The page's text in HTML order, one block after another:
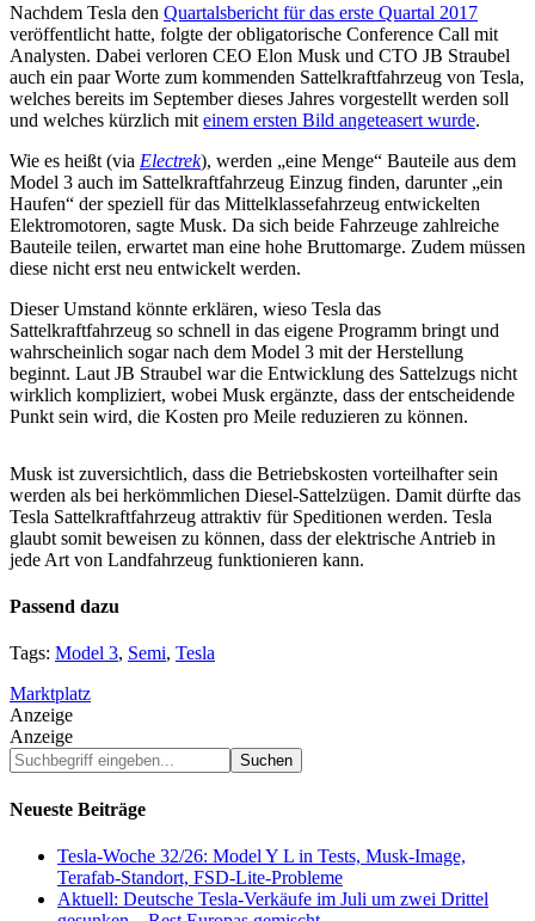
Nachdem Tesla den Quartalsbericht für das erste Quartal 2017
veröffentlicht hatte, folgte der obligatorische Conference Call mit
Analysten. Dabei verloren CEO Elon Musk und CTO JB Straubel
auch ein paar Worte zum kommenden Sattelkraftfahrzeug von Tesla,
welches bereits im September dieses Jahres vorgestellt werden soll
und welches kürzlich mit einem ersten Bild angeteasert wurde.
Wie es heißt (via Electrek), werden „eine Menge“ Bauteile aus dem
Model 3 auch im Sattelkraftfahrzeug Einzug finden, darunter „ein
Haufen“ der speziell für das Mittelklassefahrzeug entwickelten
Elektromotoren, sagte Musk. Da sich beide Fahrzeuge zahlreiche
Bauteile teilen, erwartet man eine hohe Bruttomarge. Zudem müssen
diese nicht erst neu entwickelt werden.
Dieser Umstand könnte erklären, wieso Tesla das
Sattelkraftfahrzeug so schnell in das eigene Programm bringt und
wahrscheinlich sogar nach dem Model 3 mit der Herstellung
beginnt. Laut JB Straubel war die Entwicklung des Sattelzugs nicht
wirklich kompliziert, wobei Musk ergänzte, dass der entscheidende
Punkt sein wird, die Kosten pro Meile reduzieren zu können.
Musk ist zuversichtlich, dass die Betriebskosten vorteilhafter sein
werden als bei herkömmlichen Diesel-Sattelzügen. Damit dürfte das
Tesla Sattelkraftfahrzeug attraktiv für Speditionen werden. Tesla
glaubt somit beweisen zu können, dass der elektrische Antrieb in
jede Art von Landfahrzeug funktionieren kann.
Passend dazu
Tags: Model 3, Semi, Tesla
Marktplatz
Anzeige
Anzeige
Suchbegriff
eingeben...
Neueste Beiträge
Tesla-Woche 32/26: Model Y L in Tests, Musk-Image,
Terafab-Standort, FSD-Lite-Probleme
Aktuell: Deutsche Tesla-Verkäufe im Juli um zwei Drittel